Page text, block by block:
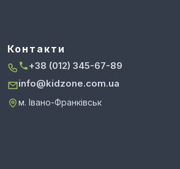
Контакти
+38 (012) 345-67-89
info@kidzone.com.ua
м. Івано-Франківськ